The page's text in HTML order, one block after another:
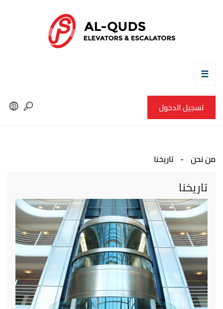
☰
تسجيل الدخول
من نحن تاريخنا
تاريخنا